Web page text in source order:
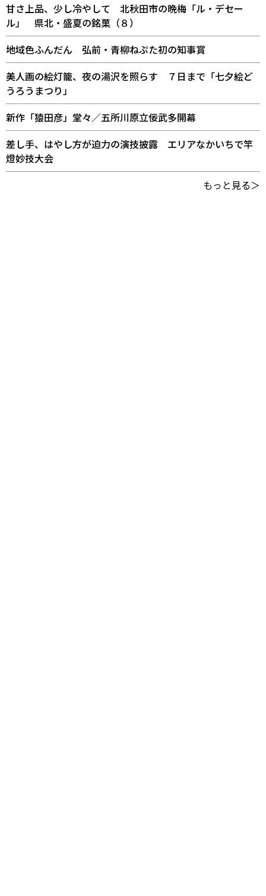
甘さ上品、少し冷やして 北秋田市の晩梅「ル・デセー
ル」 県北・盛夏の銘菓（８）
地域色ふんだん 弘前・青柳ねぷた初の知事賞
美人画の絵灯籠、夜の湯沢を照らす ７日まで「七夕絵ど
うろうまつり」
新作「猿田彦」堂々／五所川原立佞武多開幕
差し手、はやし方が迫力の演技披露 エリアなかいちで竿
燈妙技大会
もっと見る＞